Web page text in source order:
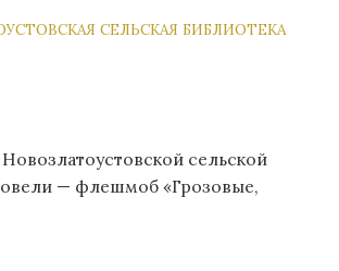
СЕЛЬСКАЯ БИБЛИОТЕКА
сельской
— флешмоб «Грозовые,